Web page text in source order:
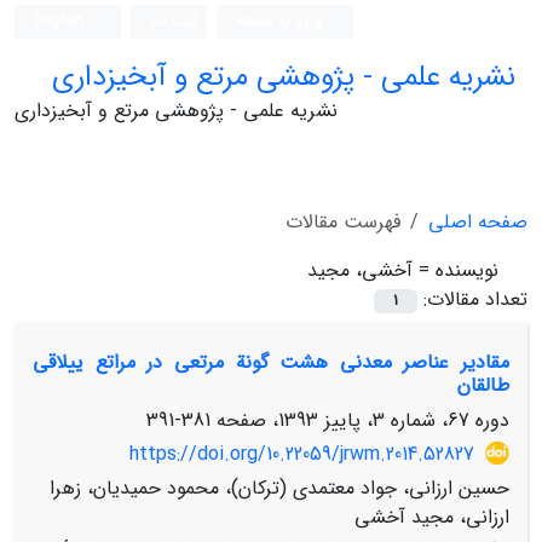
نشریه علمی - پژوهشی مرتع و آبخیزداری
نشریه علمی - پژوهشی مرتع و آبخیزداری
صفحه اصلی
فهرست مقالات
نویسنده = آخشی، مجید
تعداد مقالات:
1
مقادیر عناصر معدنی هشت گونة مرتعی در مراتع ییلاقی
طالقان
دوره 67، شماره 3، پاییز 1393، صفحه
381-391
https://doi.org/10.22059/jrwm.2014.52827
حسین ارزانی، جواد معتمدی (ترکان)، محمود حمیدیان، زهرا
ارزانی، مجید آخشی